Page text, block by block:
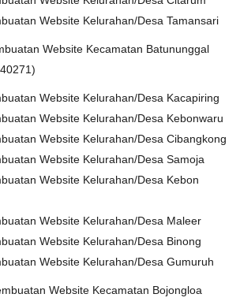
Website Kelurahan/Desa Tamansari
Website Kecamatan Batununggal
Website Kelurahan/Desa Kacapiring
Website Kelurahan/Desa Kebonwaru
Website Kelurahan/Desa Cibangkong
Website Kelurahan/Desa Samoja
Website Kelurahan/Desa Kebon
Website Kelurahan/Desa Maleer
Website Kelurahan/Desa Binong
Website Kelurahan/Desa Gumuruh
Website Kecamatan Bojongloa